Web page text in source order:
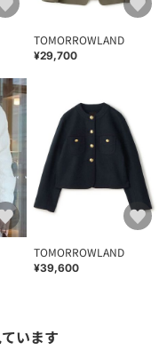
TOMORROWLAND
¥29,700
TOMORROWLAND
¥39,600